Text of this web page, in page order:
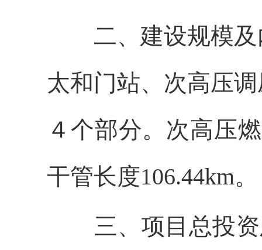
二、 建设规模
太和门站、次高压
４个部分。次高压
干管长度106.44km。
三、 项目总投